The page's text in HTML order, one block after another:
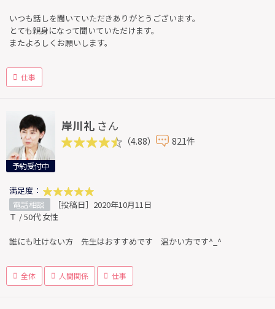
いつも話しを聞いていただきありがとうございます。
とても親身になって聞いていただけます。
またよろしくお願いします。
仕事
予約受付中
岸川礼 さん
（4.88） 821件
満足度：
電話相談
［投稿日］2020年10月11日
Ｔ / 50代 女性
誰にも吐けない方 先生はおすすめです 温かい方です^_^
全体 人間関係 仕事